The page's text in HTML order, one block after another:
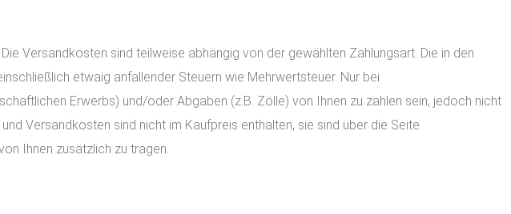
Versandkosten sind teilweise abhängig von der gewählten Zahlungsart. Die in den
etwaig anfallender Steuern wie Mehrwertsteuer. Nur bei
Erwerbs) und/oder Abgaben (z.B. Zölle) von Ihnen zu zahlen sein, jedoch nicht
Versandkosten sind nicht im Kaufpreis enthalten, sie sind über die Seite
Ihnen zusätzlich zu tragen.